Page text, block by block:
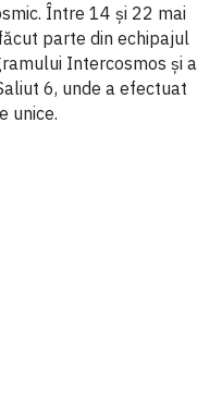
Între 14 și 22 mai
parte din echipajul
Intercosmos și a
6, unde a efectuat
unice.